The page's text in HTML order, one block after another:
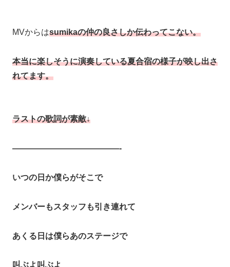
MVからはsumikaの仲の良さしか伝わってこない。
本当に楽しそうに演奏している夏合宿の様子が映し出さ
れてます。
ラストの歌詞が素敵↓
—————————————-
いつの日か僕らがそこで
メンバーもスタッフも引き連れて
あくる日は僕らあのステージで
叫ぶよ叫ぶよ